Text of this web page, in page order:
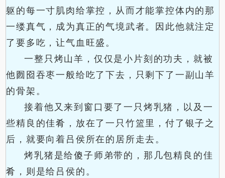
躯的每一寸肌肉给掌控，从而才能掌控体内的那
一缕真气，成为真正的气境武者。因此他就注定
了要多吃，让气血旺盛。
一整只烤山羊，仅仅是小片刻的功夫，就被
他囫囵吞枣一般给吃了下去，只剩下了一副山羊
的骨架。
接着他又来到窗口要了一只烤乳猪，以及一
些精良的佳肴，放在了一只竹篮里，付了银子之
后，就要向着吕侯所在的居所走去。
烤乳猪是给傻子师弟带的，那几包精良的佳
肴，则是给吕侯的。